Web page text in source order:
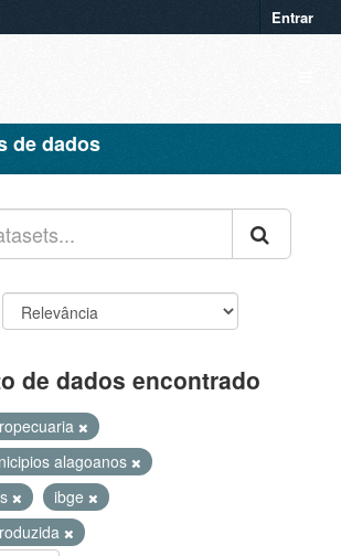
Entrar
de dados
de dados encontrado
alagoanos
ibge